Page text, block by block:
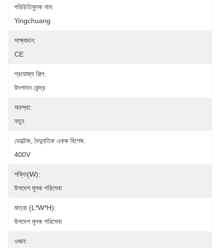
পরিচিতিমুলক নাম:
Yingchuang
সাক্ষ্যদান:
CE
প্রযোজ্য শিল্প:
উৎপাদন কেন্দ্র
অবস্থা:
নতুন
ভোল্টেজ, বৈদ্যুতিক একক বিশেষ:
400V
শক্তি(W):
উপদেশ মূলক পরিসেবা
মাত্রা (L*W*H):
উপদেশ মূলক পরিসেবা
ওজন: